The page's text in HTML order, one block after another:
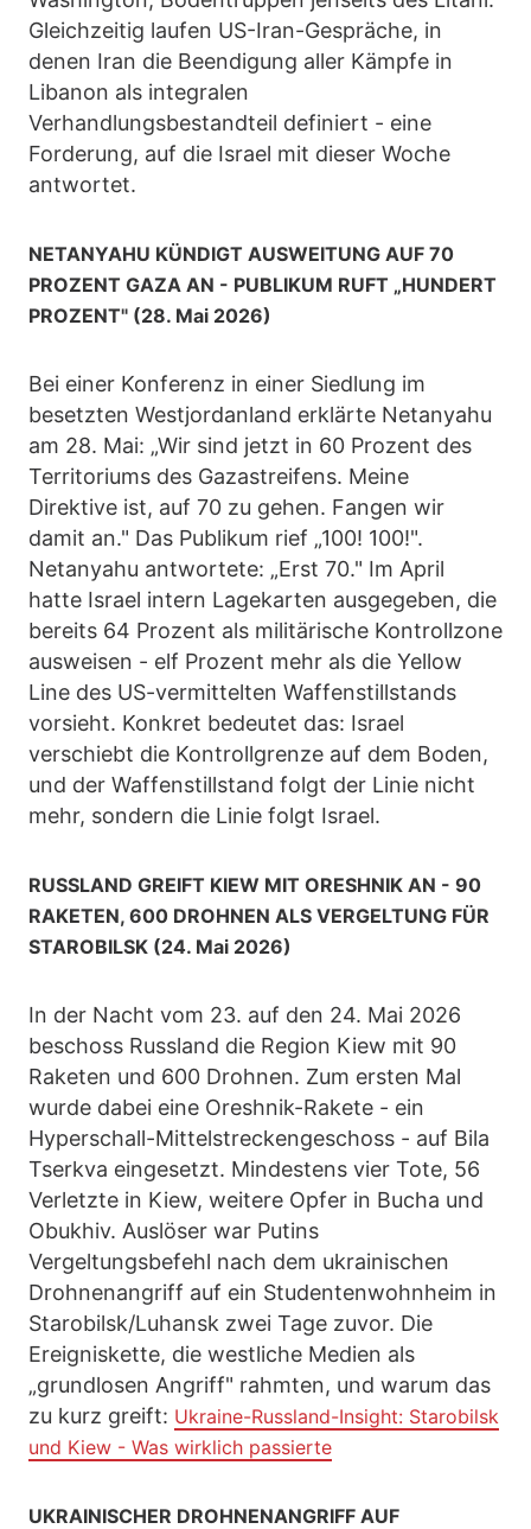
Gleichzeitig laufen US-Iran-Gespräche, in
denen Iran die Beendigung aller Kämpfe in
Libanon als integralen
Verhandlungsbestandteil definiert - eine
Forderung, auf die Israel mit dieser Woche
antwortet.
NETANYAHU KÜNDIGT AUSWEITUNG AUF 70
PROZENT GAZA AN - PUBLIKUM RUFT „HUNDERT
PROZENT" (28. Mai 2026)
Bei einer Konferenz in einer Siedlung im
besetzten Westjordanland erklärte Netanyahu
am 28. Mai: „Wir sind jetzt in 60 Prozent des
Territoriums des Gazastreifens. Meine
Direktive ist, auf 70 zu gehen. Fangen wir
damit an." Das Publikum rief „100! 100!".
Netanyahu antwortete: „Erst 70." Im April
hatte Israel intern Lagekarten ausgegeben, die
bereits 64 Prozent als militärische Kontrollzone
ausweisen - elf Prozent mehr als die Yellow
Line des US-vermittelten Waffenstillstands
vorsieht. Konkret bedeutet das: Israel
verschiebt die Kontrollgrenze auf dem Boden,
und der Waffenstillstand folgt der Linie nicht
mehr, sondern die Linie folgt Israel.
RUSSLAND GREIFT KIEW MIT ORESHNIK AN - 90
RAKETEN, 600 DROHNEN ALS VERGELTUNG FÜR
STAROBILSK (24. Mai 2026)
In der Nacht vom 23. auf den 24. Mai 2026
beschoss Russland die Region Kiew mit 90
Raketen und 600 Drohnen. Zum ersten Mal
wurde dabei eine Oreshnik-Rakete - ein
Hyperschall-Mittelstreckengeschoss - auf Bila
Tserkva eingesetzt. Mindestens vier Tote, 56
Verletzte in Kiew, weitere Opfer in Bucha und
Obukhiv. Auslöser war Putins
Vergeltungsbefehl nach dem ukrainischen
Drohnenangriff auf ein Studentenwohnheim in
Starobilsk/Luhansk zwei Tage zuvor. Die
Ereigniskette, die westliche Medien als
„grundlosen Angriff" rahmten, und warum das
zu kurz greift: Ukraine-Russland-Insight: Starobilsk
und Kiew - Was wirklich passierte
UKRAINISCHER DROHNENANGRIFF AUF